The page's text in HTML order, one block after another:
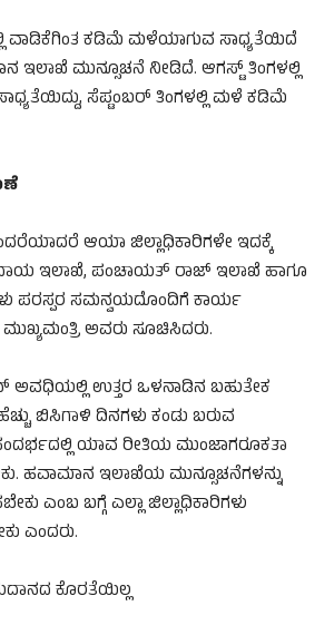
ವಾಡಿಕೆಗಿಂತ ಕಡಿಮೆ ಮಳೆಯಾಗುವ ಸಾಧ್ಯತೆಯಿದೆ
ಇಲಾಖೆ ಮುನ್ಸೂಚನೆ ನೀಡಿದೆ. ಆಗಸ್ಟ್ ತಿಂಗಳಲ್ಲಿ
ಸೆಪ್ಟಂಬರ್ ತಿಂಗಳಲ್ಲಿ ಮಳೆ ಕಡಿಮೆ
ಆಯಾ ಜಿಲ್ಲಾಧಿಕಾರಿಗಳೇ ಇದಕ್ಕೆ
ಇಲಾಖೆ, ಪಂಚಾಯತ್ ರಾಜ್ ಇಲಾಖೆ ಹಾಗೂ
ಪರಸ್ಪರ ಸಮನ್ವಯದೊಂದಿಗೆ ಕಾರ್ಯ
ಅವರು ಸೂಚಿಸಿದರು.
ಉತ್ತರ ಒಳನಾಡಿನ ಬಹುತೇಕ
ಬಿಸಿಗಾಳಿ ದಿನಗಳು ಕಂಡು ಬರುವ
ಯಾವ ರೀತಿಯ ಮುಂಜಾಗರೂಕತಾ
ಹವಾಮಾನ ಇಲಾಖೆಯ ಮುನ್ಸೂಚನೆಗಳನ್ನು
ಎಂಬ ಬಗ್ಗೆ ಎಲ್ಲಾ ಜಿಲ್ಲಾಧಿಕಾರಿಗಳು
ಎಂದರು.
ಕೊರತೆಯಿಲ್ಲ